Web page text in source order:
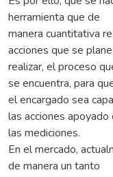
herramienta que de
manera cuantitativa
acciones que se
realizar, el proceso
se encuentra, para
el encargado sea
las acciones apoyado
las mediciones.
En el mercado,
de manera un tanto